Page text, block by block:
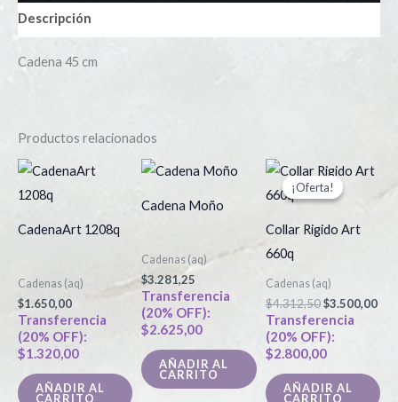
Descripción
Cadena 45 cm
Productos relacionados
CadenaArt 1208q
Cadenas (aq)
$1.650,00
Transferencia
(20% OFF):
$1.320,00
AÑADIR AL
CARRITO
Cadena Moño
Cadenas (aq)
$3.281,25
Transferencia
(20% OFF):
$2.625,00
AÑADIR AL
CARRITO
¡Oferta!
¡Oferta!
Collar Rigido Art
660q
Cadenas (aq)
$4.312,50
El
precio
original
$4.312,50.
$3.500,00
Transferencia
(20% OFF):
$2.800,00
AÑADIR AL
CARRITO